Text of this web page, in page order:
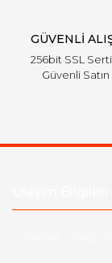
GÜVENLİ
256bit SSL
Güvenli